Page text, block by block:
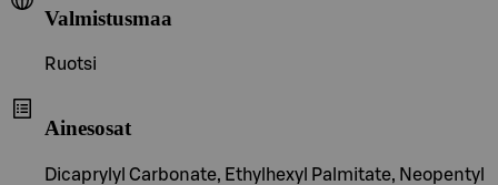
Valmistusmaa
Ruotsi
Ainesosat
Dicaprylyl Carbonate, Ethylhexyl Palmitate, Neopentyl